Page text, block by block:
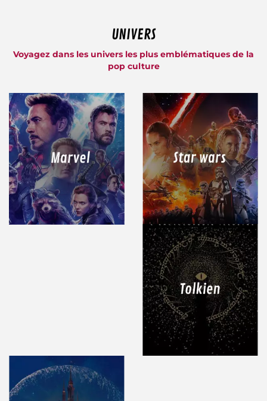
UNIVERS
Voyagez dans les univers les plus emblématiques de la
pop culture